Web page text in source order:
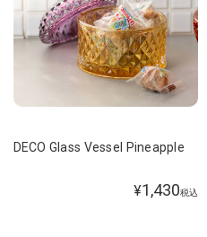
DECO Glass Vessel Pineapple
¥1,430税込